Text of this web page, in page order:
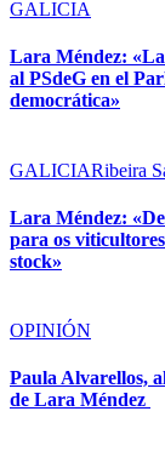
GALICIA
Lara Méndez:
al PSdeG en el
democrática»
GALICIARibeira
Lara Méndez:
para os
stock»
OPINIÓN
Paula Alvarellos,
de Lara Méndez